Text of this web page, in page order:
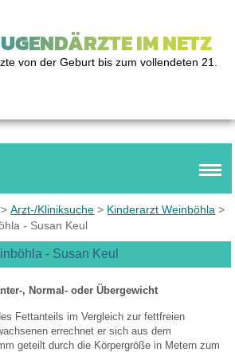
IM NETZ
von der Geburt bis zum vollendeten 21.
>Arzt-/Kliniksuche > Kinderarzt Weinböhla >
- Susan Keul
- Susan Keul
, Normal- oder Übergewicht
Fettanteils im Vergleich zur fettfreien
errechnet er sich aus dem
geteilt durch die Körpergröße in Metern zum